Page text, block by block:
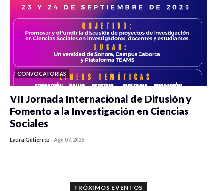
CONVOCATORIAS
VII Jornada Internacional de Difusión y
Fomento a la Investigación en Ciencias
Sociales
Laura Gutiérrez -Ago 07, 2026
PRÓXIMOS EVENTOS